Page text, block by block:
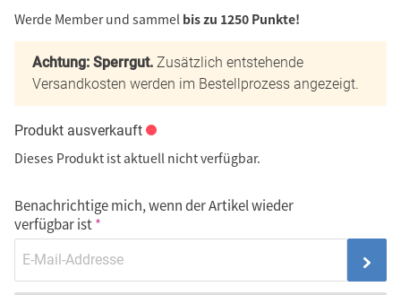
Werde Member und sammel bis zu 1250 Punkte!
Achtung: Sperrgut. Zusätzlich entstehende
Versandkosten werden im Bestellprozess angezeigt.
Produkt ausverkauft
Dieses Produkt ist aktuell nicht verfügbar.
Benachrichtige mich, wenn der Artikel wieder
verfügbar ist